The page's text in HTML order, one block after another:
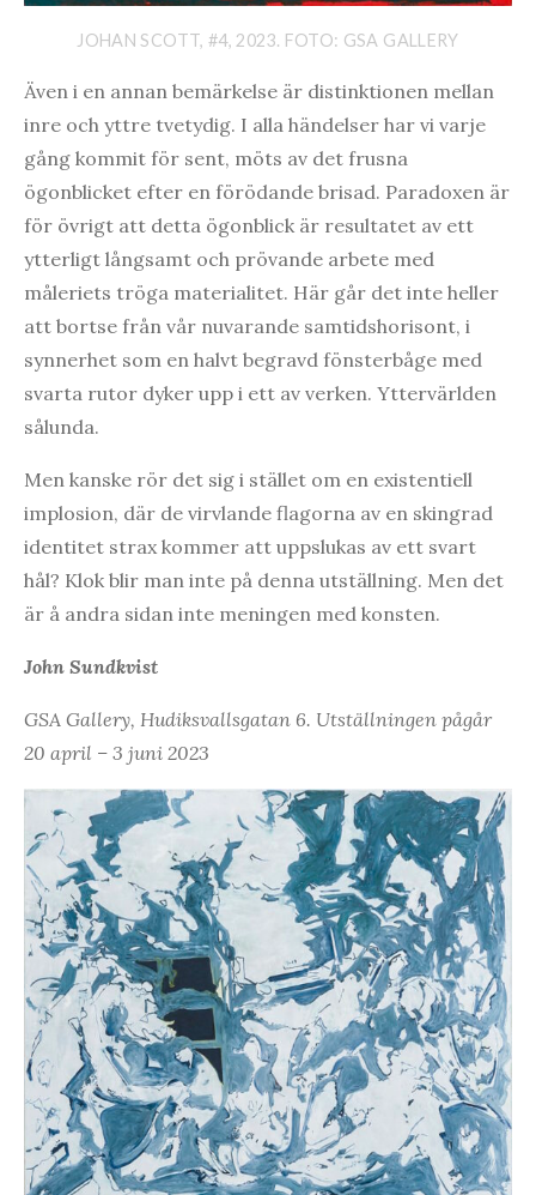
JOHAN SCOTT, #4, 2023. FOTO: GSA GALLERY
Även i en annan bemärkelse är distinktionen mellan
inre och yttre tvetydig. I alla händelser har vi varje
gång kommit för sent, möts av det frusna
ögonblicket efter en förödande brisad. Paradoxen är
för övrigt att detta ögonblick är resultatet av ett
ytterligt långsamt och prövande arbete med
måleriets tröga materialitet. Här går det inte heller
att bortse från vår nuvarande samtidshorisont, i
synnerhet som en halvt begravd fönsterbåge med
svarta rutor dyker upp i ett av verken. Yttervärlden
sålunda.
Men kanske rör det sig i stället om en existentiell
implosion, där de virvlande flagorna av en skingrad
identitet strax kommer att uppslukas av ett svart
hål? Klok blir man inte på denna utställning. Men det
är å andra sidan inte meningen med konsten.
John Sundkvist
GSA Gallery, Hudiksvallsgatan 6. Utställningen pågår
20 april – 3 juni 2023